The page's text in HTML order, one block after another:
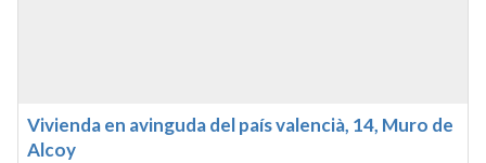
Vivienda en avinguda del país valencià, 14, Muro de
Alcoy